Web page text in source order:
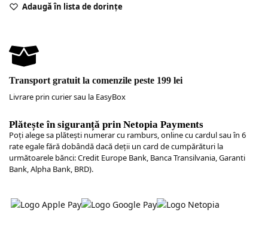
Adaugă în lista de dorințe
Transport gratuit la comenzile peste 199 lei
Livrare prin curier sau la EasyBox
Plătește în siguranță prin Netopia Payments
Poţi alege sa plăteşti numerar cu ramburs, online cu cardul sau în 6
rate egale fără dobândă dacă deții un card de cumpărături la
următoarele bănci: Credit Europe Bank, Banca Transilvania, Garanti
Bank, Alpha Bank, BRD).